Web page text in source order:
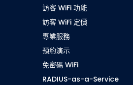
訪客 WiFi 功能
訪客 WiFi 定價
專業服務
預約演示
免密碼 WiFi
RADIUS-as-a-Service